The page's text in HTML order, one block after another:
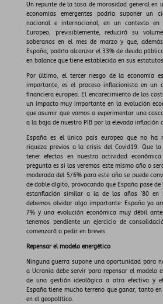
Un repunte de la tasa de morosidad general en
economías emergentes podría suponer un
nacional e internacional, en un contexto
Europeo, previsiblemente, reducirá su
soberanos en el mes de marzo y que,
España, podría alcanzar el 33% de deuda
en balance que tiene establecido en sus
Por último, el tercer riesgo de la economía
importante, es el proceso inflacionista en un
financiera europea. El encarecimiento de los
un impacto muy importante en la evolución
que asumir que vamos a experimentar una
a la baja de nuestro PIB por la elevada inflación
España es el único país europeo que no ha
riqueza previos a la crisis del Covid19. Que
tener efectos en nuestra actividad
pregunta es si los veremos este mismo año o
moderada del 5/6% para este año se puede
de doble dígito, provocando que España pase
estanflación similar a la de los años ’80 en
debemos olvidar algo importante: España ya
7% y una evolución económica muy débil
tenemos pendiente un ejercicio de
comenzará a pedir en breves.
Repensar el modelo energético
Ninguna guerra supone una oportunidad para
a Ucrania debe servir para repensar el modelo
de una gestión ideológica a otra efectiva y
España tiene mucho terreno que ganar, tanto
en el geopolítico.